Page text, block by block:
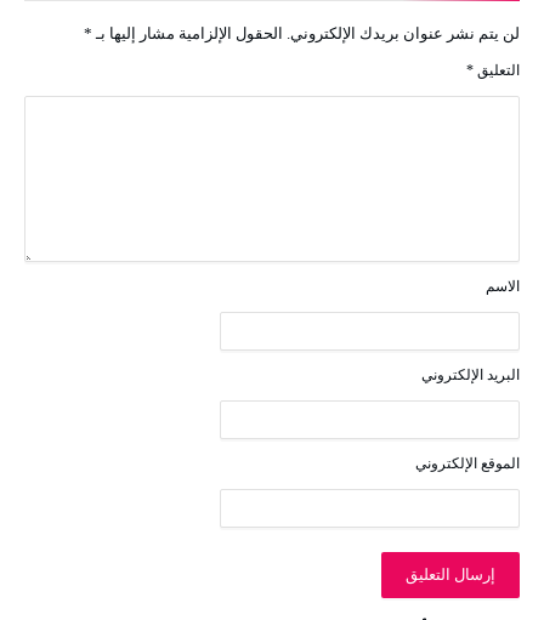
لن يتم نشر عنوان بريدك الإلكتروني. الحقول الإلزامية مشار إليها بـ *
التعليق *
الاسم
البريد الإلكتروني
الموقع الإلكتروني